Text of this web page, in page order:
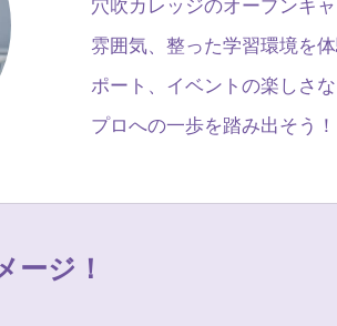
穴吹カレッジのオープンキ
雰囲気、整った学習環境を
ポート、イベントの楽しさ
プロへの一歩を踏み出そう！
ージ！